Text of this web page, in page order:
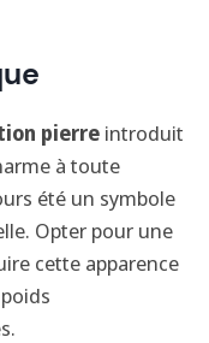
pierre introduit
à toute
été un symbole
Opter pour une
cette apparence